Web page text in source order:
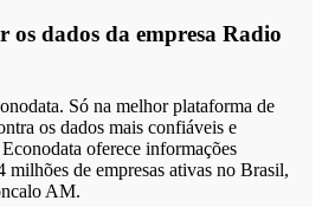
os dados da empresa Radio
Só na melhor plataforma de
os dados mais confiáveis e
oferece informações
milhões de empresas ativas no Brasil,
AM.